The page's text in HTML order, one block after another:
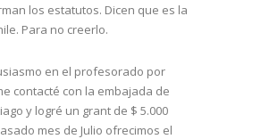
los estatutos. Dicen que es la
Para no creerlo.
en el profesorado por
contacté con la embajada de
y logré un grant de $ 5.000
mes de Julio ofrecimos el